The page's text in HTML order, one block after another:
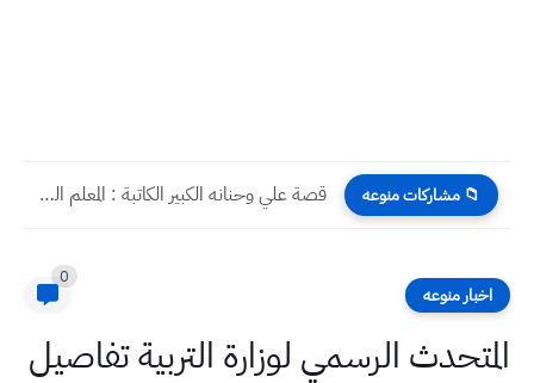
📁 مشاركات منوعه قصة علي وحنانه الكبير الكاتبة : المعلم الجامعي سوسن لطيف...
اخبار منوعه
0
المتحدث الرسمي لوزارة التربية تفاصيل